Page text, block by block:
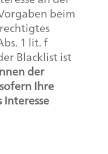
beim
1 lit. f
Blacklist ist
der
Ihre